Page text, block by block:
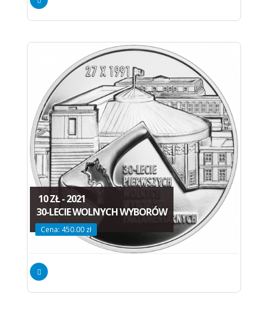
10 ZŁ - 2021
30-LECIE WOLNYCH WYBORÓW
Cena: 450.00 zł